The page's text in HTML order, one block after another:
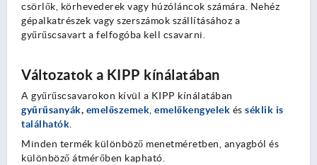
csörlők, körhevederek vagy húzóláncok számára. Nehéz
gépalkatrészek vagy szerszámok szállításához a
gyűrűscsavart a felfogóba kell csavarni.
Változatok a KIPP kínálatában
A gyűrűscsavarokon kívül a KIPP kínálatában
gyűrűsanyák, emelőszemek, emelőkengyelek és séklik is
találhatók.
Minden termék különböző menetméretben, anyagból és
különböző átmérőben kapható.